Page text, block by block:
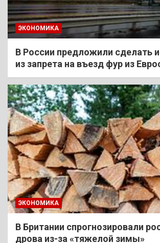
ЭКОНОМИКА
В России предложили сделать
из запрета на въезд фур из
ЭКОНОМИКА
В Британии спрогнозировали
дрова из-за «тяжелой зимы»